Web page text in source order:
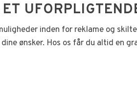
inden for reklame og
ønsker. Hos os får du altid en